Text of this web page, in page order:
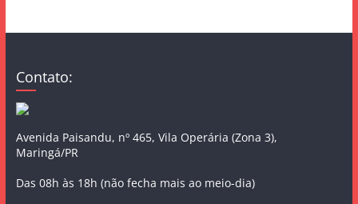
Contato:
Avenida Paisandu, nº 465, Vila Operária (Zona 3),
Maringá/PR
Das 08h às 18h (não fecha mais ao meio-dia)